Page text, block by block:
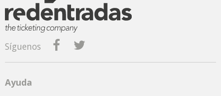
Síguenos
Ayuda